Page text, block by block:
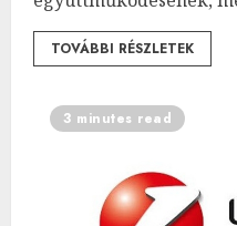
TOVÁBBI RÉSZLETEK
3 minutes read